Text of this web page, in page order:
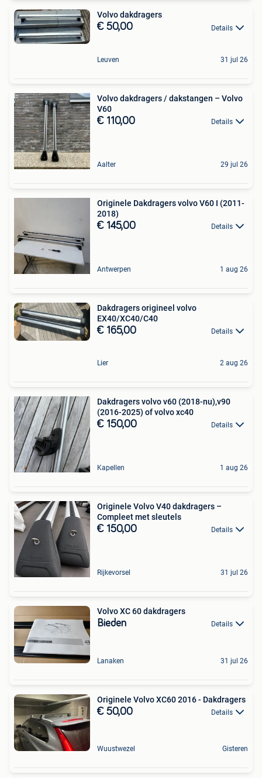
Volvo dakdragers
€ 50,00 Details
Leuven 31 jul 26
Volvo dakdragers / dakstangen – Volvo
V60
€ 110,00 Details
Aalter 29 jul 26
Originele Dakdragers volvo V60 I (2011-
2018)
€ 145,00 Details
Antwerpen 1 aug 26
Dakdragers origineel volvo
EX40/XC40/C40
€ 165,00 Details
Lier 2 aug 26
Dakdragers volvo v60 (2018-nu),v90
(2016-2025) of volvo xc40
€ 150,00 Details
Kapellen 1 aug 26
Originele Volvo V40 dakdragers –
Compleet met sleutels
€ 150,00 Details
Rijkevorsel 31 jul 26
Volvo XC 60 dakdragers
Bieden Details
Lanaken 31 jul 26
Originele Volvo XC60 2016 - Dakdragers
€ 50,00 Details
Wuustwezel Gisteren